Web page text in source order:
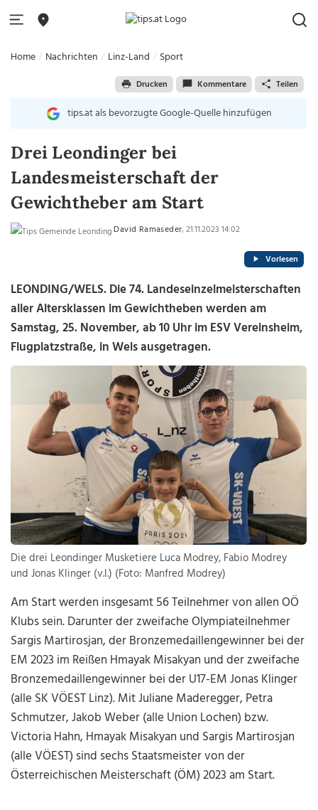
Home Nachrichten Linz-Land Sport
Drucken Kommentare Teilen
tips.at als bevorzugte Google-Quelle hinzufügen
Drei Leondinger bei
Landesmeisterschaft der
Gewichtheber am Start
David Ramaseder, 21.11.2023 14:02
Vorlesen
LEONDING/WELS.Die 74. Landeseinzelmeisterschaften
aller Altersklassen im Gewichtheben werden am
Samstag, 25. November, ab 10 Uhr im ESV Vereinsheim,
Flugplatzstraße, in Wels ausgetragen.
Die drei Leondinger Musketiere Luca Modrey, Fabio Modrey
und Jonas Klinger (v.l.) (Foto: Manfred Modrey)
Am Start werden insgesamt 56 Teilnehmer von allen OÖ
Klubs sein. Darunter der zweifache Olympiateilnehmer
Sargis Martirosjan, der Bronzemedaillengewinner bei der
EM 2023 im Reißen Hmayak Misakyan und der zweifache
Bronzemedaillengewinner bei der U17-EM Jonas Klinger
(alle SK VÖEST Linz). Mit Juliane Maderegger, Petra
Schmutzer, Jakob Weber (alle Union Lochen) bzw.
Victoria Hahn, Hmayak Misakyan und Sargis Martirosjan
(alle VÖEST) sind sechs Staatsmeister von der
Österreichischen Meisterschaft (ÖM) 2023 am Start.